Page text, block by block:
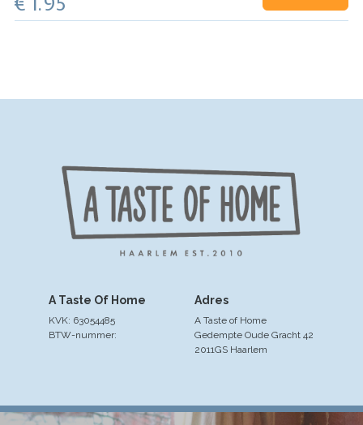
Adres
A Taste of Home
Gedempte Oude Gracht 42
2011GS Haarlem
A Taste Of Home
KVK: 63054485
BTW-nummer: